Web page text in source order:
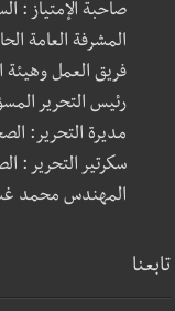
صاحبة الإمتياز :
المشرفة العامة
فريق العمل وهيئة
رئيس التحرير
مديرة التحرير:
سكرتير التحرير :
المهندس محمد
تابعنا